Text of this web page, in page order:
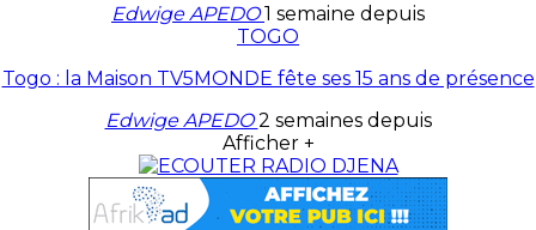
Edwige APEDO1 semaine depuis
TOGO
Togo : la Maison TV5MONDE fête ses 15 ans de présence
Edwige APEDO2 semaines depuis
Afficher +